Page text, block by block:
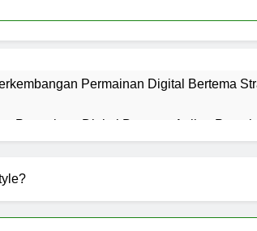
Permainan Digital Bertema
Permainan Digital Bertema Anjing
Permainan Bertema Mitologi Mesir Kuno